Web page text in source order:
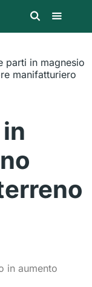
parti in magnesio
manifatturiero
in aumento